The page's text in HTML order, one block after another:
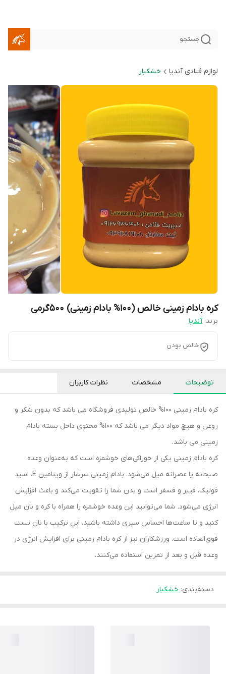
جستجو
لوازم قنادی آندیا خشکبار
کره بادام زمینی خالص (100% بادام زمینی) 500گرمی
برند: آندیا
خالص بودن
توضیحات مشخصات نظرات کاربران
کره بادام زمینی 100% خالص تولیدی فروشگاه می باشد که بدون شکر و
روغن و هیچ مواد دیگر می باشد که 100% محتوی داخل بسته بادام
زمینی می باشد.
کره بادام زمینی یکی از خوراکی‌های خوشمزه است که به‌عنوان وعده
صبحانه یا عصرانه میل می‌شود. بادام زمینی سرشار از ویتامین E، اسید
فولیک، فیبر و فسفر است و بدن شما را تقویت می‌کند و باعث افزایش
انرژی می‌شود. شما می‌توانید این وعده خوشمزه را همراه با کره و نان میل
کنید و تا ساعت‌ها احساس سیری داشته باشید. این ترکیب با نان تست
فوق‌العاده است. ورزشکاران نیز از کره بادام زمینی برای افزایش انرژی در
وعده قبل و بعد از تمرین استفاده می‌کنند.
دسته‌بندی: خشکبار